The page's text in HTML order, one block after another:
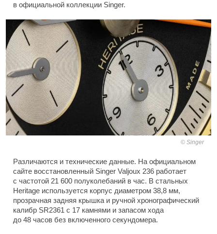
в официальной коллекции Singer.
Singer
Различаются и технические данные. На официальном
сайте восстановленный Singer Valjoux 236 работает
с частотой 21 600 полуколебаний в час. В стальных
Heritage используется корпус диаметром 38,8 мм,
прозрачная задняя крышка и ручной хронографический
калибр SR2361 с 17 камнями и запасом хода
до 48 часов без включенного секундомера.